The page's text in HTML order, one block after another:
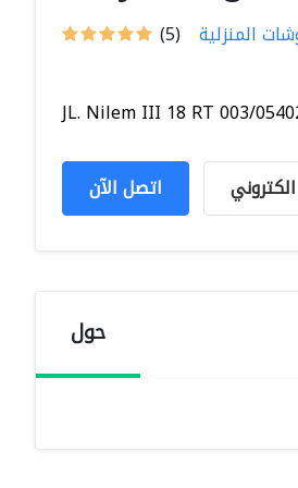
(5) المنزلية
JL. Nilem III 18 RT 003/
اتصل الآن
حول